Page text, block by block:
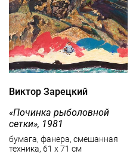
Виктор Зарецкий
«Починка рыболовной
сетки», 1981
бумага, фанера, смешанная
техника, 61 x 71 см